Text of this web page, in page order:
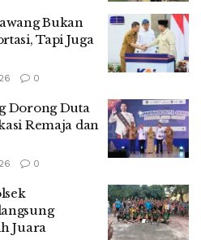
Bukan
Tapi Juga
0
Dorong Duta
Remaja dan
0
Juara